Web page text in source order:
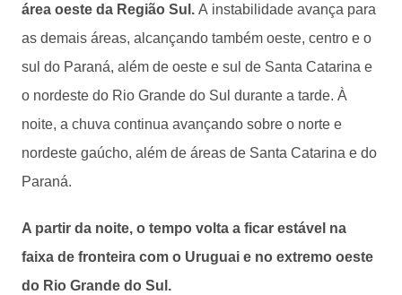
área oeste da Região Sul. A instabilidade avança para
as demais áreas, alcançando também oeste, centro e o
sul do Paraná, além de oeste e sul de Santa Catarina e
o nordeste do Rio Grande do Sul durante a tarde. À
noite, a chuva continua avançando sobre o norte e
nordeste gaúcho, além de áreas de Santa Catarina e do
Paraná.
A partir da noite, o tempo volta a ficar estável na
faixa de fronteira com o Uruguai e no extremo oeste
do Rio Grande do Sul.